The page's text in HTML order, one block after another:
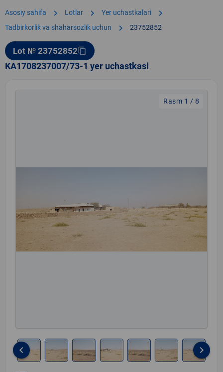
Asosiy sahifa chevron_right Lotlar chevron_right Yer uchastkalari chevron_right
Tadbirkorlik va shaharsozlik uchun chevron_right 23752852
Lot № 23752852content_copy
KA1708237007/73-1 yer uchastkasi
Rasm 1 / 8
keyboard_arrow_left keyboard_arrow_right